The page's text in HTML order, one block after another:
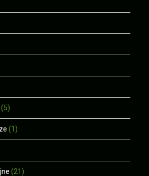
(5)
(1)
(21)